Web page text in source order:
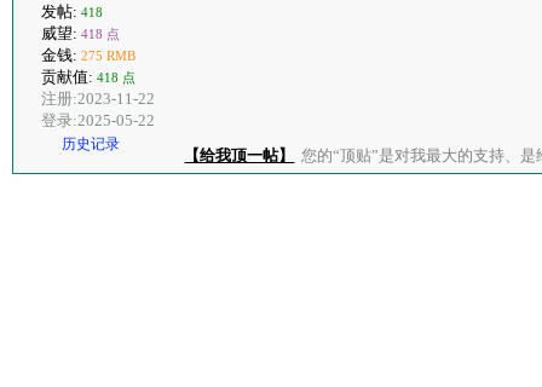
发帖: 418
威望: 418 点
金钱: 275 RMB
贡献值: 418 点
注册:2023-11-22
登录:2025-05-22
历史记录
【给我顶一帖】 您的“顶贴”是对我最大的支持、